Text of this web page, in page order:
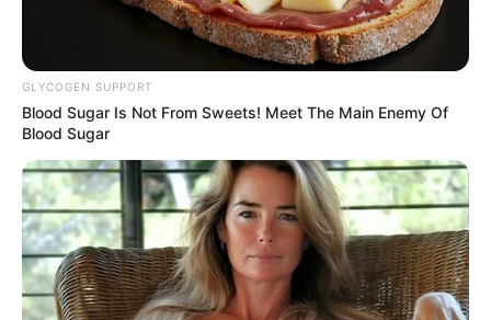
érthető is, hiszen Magyar Péter körül hónapokon át
rendkívül erős volt a politikai nyomás, a támadások
pedig gyakran nemcsak őt, hanem a közvetlen
környezetét is elérték.
Szabó Ilona ezért sokszor inkább a háttérben
maradt. Ez azonban nem feltétlenül távolságot
jelentett, hanem sokkal inkább óvatosságot,
megfontoltságot és azt, hogy nem akart
mindenáron a nyilvánosság része lenni.
GLYCOGEN SUPPORT
Blood Sugar Is Not From Sweets! Meet The Main Enemy Of
Blood Sugar